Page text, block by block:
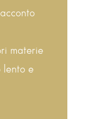
materie
lento e